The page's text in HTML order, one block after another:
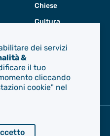
Chiese
Cultura
Leadership
dei servizi
&
il tuo
cliccando
cookie" nel